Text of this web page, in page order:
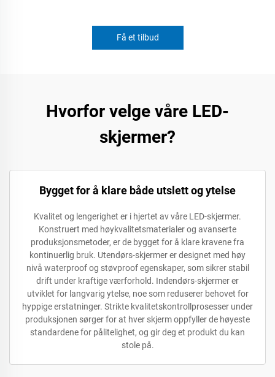
Få et tilbud
Hvorfor velge våre LED-
skjermer?
Bygget for å klare både utslett og ytelse
Kvalitet og lengerighet er i hjertet av våre LED-skjermer.
Konstruert med høykvalitetsmaterialer og avanserte
produksjonsmetoder, er de bygget for å klare kravene fra
kontinuerlig bruk. Utendørs-skjermer er designet med høy
nivå waterproof og støvproof egenskaper, som sikrer stabil
drift under kraftige værforhold. Indendørs-skjermer er
utviklet for langvarig ytelse, noe som reduserer behovet for
hyppige erstatninger. Strikte kvalitetskontrollprosesser under
produksjonen sørger for at hver skjerm oppfyller de høyeste
standardene for pålitelighet, og gir deg et produkt du kan
stole på.